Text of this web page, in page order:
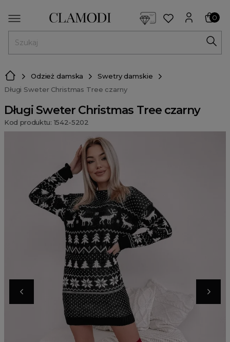
0
Odzież damska
Swetry damskie
Długi Sweter Christmas Tree czarny
Długi Sweter Christmas Tree czarny
Kod produktu: 1542-5202